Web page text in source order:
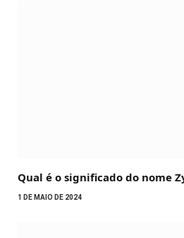
Qual é o significado do nome
1 DE MAIO DE 2024